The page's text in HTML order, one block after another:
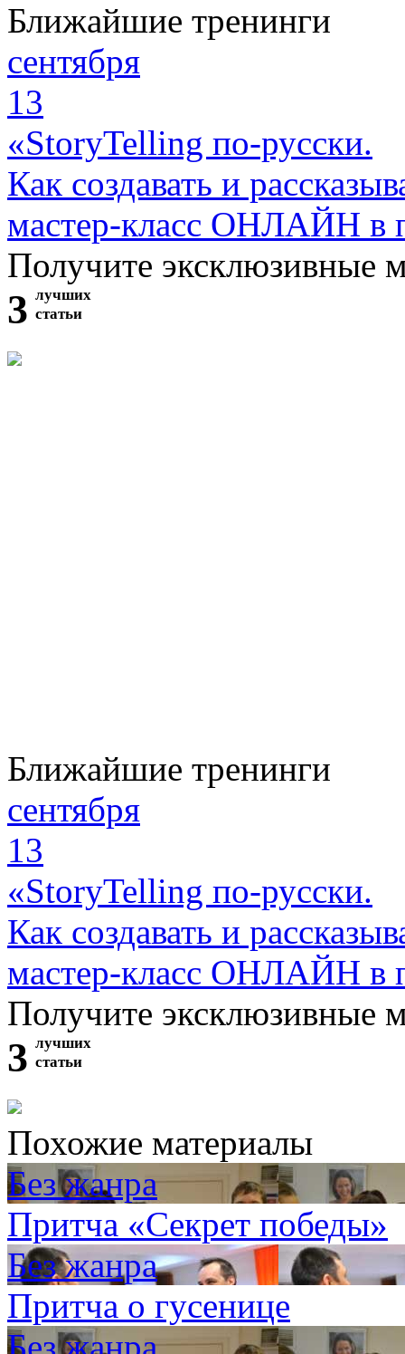
Ближайшие тренинги
сентября
13
«StoryTelling по-русски.
Как создавать и
мастер-класс ОНЛАЙН в
Получите эксклюзивные
3 лучших
статьи
Ближайшие тренинги
сентября
13
«StoryTelling по-русски.
Как создавать и
мастер-класс ОНЛАЙН в
Получите эксклюзивные
3 лучших
статьи
Похожие материалы
Без жанра
Притча «Секрет победы»
Без жанра
Притча о гусенице